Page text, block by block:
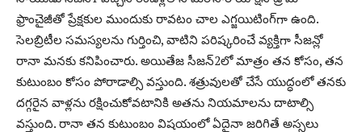
ఫ్రాంచైజీతో ప్రేక్ష‌కుల ముందుకు రావ‌టం చాల ఎగ్జ‌యిటింగ్‌గా ఉంది.
సెల‌బ్రిటీల స‌మ‌స్య‌ల‌ను గుర్తించి, వాటిని ప‌రిష్క‌రించే వ్య‌క్తిగా సీజ‌న్లో
రానా మ‌న‌కు క‌నిపించారు. అయితేజ సీజ‌న్‌2లో మాత్రం త‌న కోసం, త‌న
కుటుంబం కోసం పోరాడాల్సి వ‌స్తుంది. శత్రువులతో చేసే యుద్ధంలో త‌నకు
ద‌గ్గ‌రైన వాళ్ల‌ను ర‌క్షించుకోవ‌టానికి అత‌ను నియ‌మాల‌ను దాటాల్సి
వ‌స్తుంది. రానా త‌న కుటుంబం విష‌యంలో ఏదైనా జరిగితే అస్స‌లు